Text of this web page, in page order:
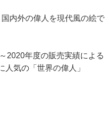
内外の偉人を現代風の絵で
2020年度の販売実績による
気の「世界の偉人」